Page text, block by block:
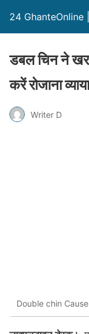
24 GhanteOnline
डबल चिन ने
करें रोजाना
Writer D
Double chin